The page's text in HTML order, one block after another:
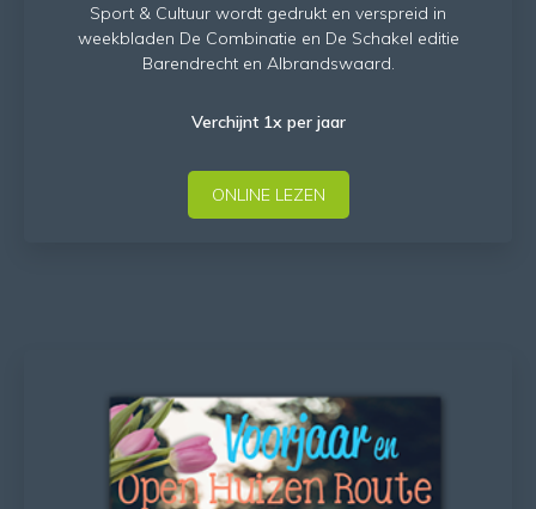
Sport & Cultuur wordt gedrukt en verspreid in
weekbladen De Combinatie en De Schakel editie
Barendrecht en Albrandswaard.
Verchijnt 1x per jaar
ONLINE LEZEN